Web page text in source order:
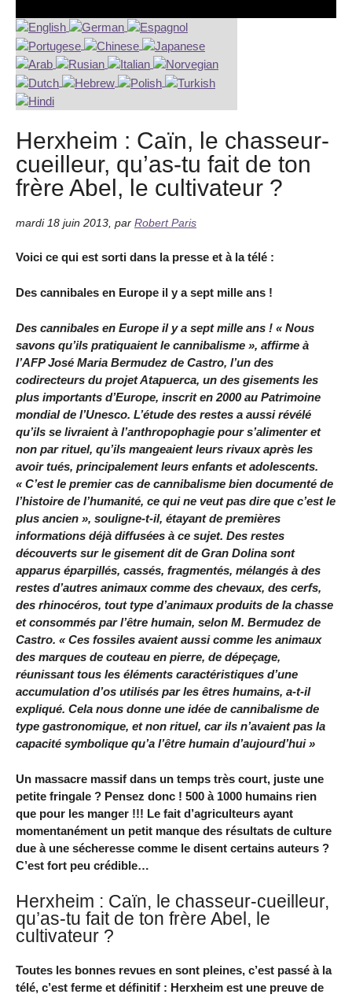
Herxheim : Caïn, le chasseur-
cueilleur, qu’as-tu fait de ton
frère Abel, le cultivateur ?
mardi 18 juin 2013 par Robert Paris
Voici ce qui est sorti dans la presse et à la télé :
Des cannibales en Europe il y a sept mille ans !
Des cannibales en Europe il y a sept mille ans ! « Nous
savons qu’ils pratiquaient le cannibalisme », affirme à
l’AFP José Maria Bermudez de Castro, l’un des
codirecteurs du projet Atapuerca, un des gisements les
plus importants d’Europe, inscrit en 2000 au Patrimoine
mondial de l’Unesco. L’étude des restes a aussi révélé
qu’ils se livraient à l’anthropophagie pour s’alimenter et
non par rituel, qu’ils mangeaient leurs rivaux après les
avoir tués, principalement leurs enfants et adolescents.
« C’est le premier cas de cannibalisme bien documenté de
l’histoire de l’humanité, ce qui ne veut pas dire que c’est le
plus ancien », souligne-t-il, étayant de premières
informations déjà diffusées à ce sujet. Des restes
découverts sur le gisement dit de Gran Dolina sont
apparus éparpillés, cassés, fragmentés, mélangés à des
restes d’autres animaux comme des chevaux, des cerfs,
des rhinocéros, tout type d’animaux produits de la chasse
et consommés par l’être humain, selon M. Bermudez de
Castro. « Ces fossiles avaient aussi comme les animaux
des marques de couteau en pierre, de dépeçage,
réunissant tous les éléments caractéristiques d’une
accumulation d’os utilisés par les êtres humains, a-t-il
expliqué. Cela nous donne une idée de cannibalisme de
type gastronomique, et non rituel, car ils n’avaient pas la
capacité symbolique qu’a l’être humain d’aujourd’hui »
Un massacre massif dans un temps très court, juste une
petite fringale ? Pensez donc ! 500 à 1000 humains rien
que pour les manger !!! Le fait d’agriculteurs ayant
momentanément un petit manque des résultats de culture
due à une sécheresse comme le disent certains auteurs ?
C’est fort peu crédible…
Herxheim : Caïn, le chasseur-cueilleur,
qu’as-tu fait de ton frère Abel, le
cultivateur ?
Toutes les bonnes revues en sont pleines, c’est passé à la
télé, c’est ferme et définitif : Herxheim est une preuve de